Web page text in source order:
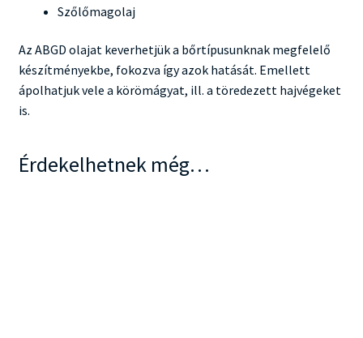
Szőlőmagolaj
Az ABGD olajat keverhetjük a bőrtípusunknak megfelelő
készítményekbe, fokozva így azok hatását. Emellett
ápolhatjuk vele a körömágyat, ill. a töredezett hajvégeket
is.
Érdekelhetnek még…